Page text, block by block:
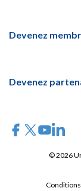
Devenez
Devenez
© 2026